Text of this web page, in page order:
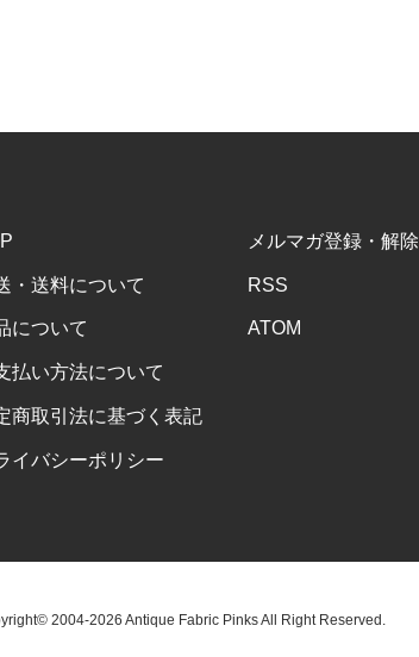
・送料について
について
払い方法について
商取引法に基づく表記
イバシーポリシー
メルマガ登録・解除
RSS
ATOM
2004-2026 Antique Fabric Pinks All Right Reserved.